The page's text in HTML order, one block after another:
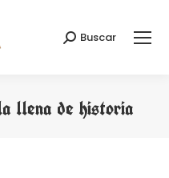
Buscar:
Buscar
llena de historia